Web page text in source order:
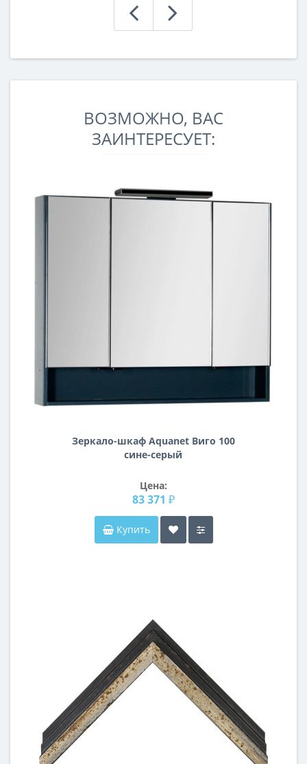
ВОЗМОЖНО, ВАС
ЗАИНТЕРЕСУЕТ:
Зеркало-шкаф Aquanet Виго 100
сине-серый
Цена:
83 371 ₽
Купить